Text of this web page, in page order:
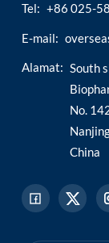
Tel: +86 025-
E-mail:
Alamat: South
No.
China